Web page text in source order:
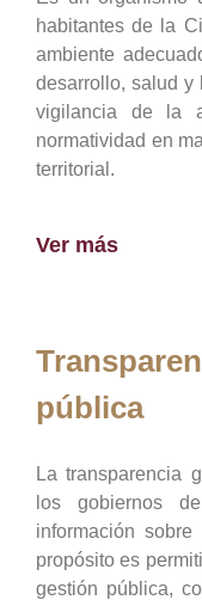
habitantes de la
ambiente
desarrollo, salud y
vigilancia de la
normatividad en
territorial.
Ver más
pública
La transparencia
los gobiernos
información
propósito es
gestión pública,